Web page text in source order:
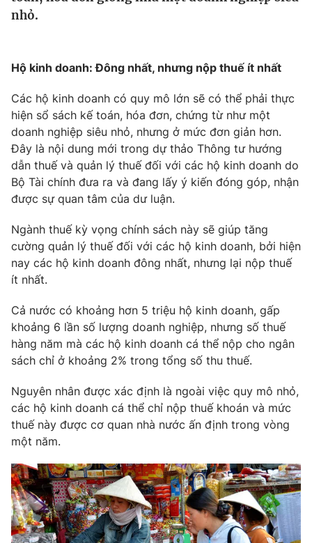
Thế giới đó đây
Kinh tế
Thị trường
Góc doanh nghiệp
Phim VTV
Hậu trường
Nhân vật
Khán giả
Giải sao mai
Giải trí
Điện ảnh
Âm nhạc
Đời sống
Du lịch
Làm đẹp
Chất lượng cuộc sống
Giáo dục
Tuyển sinh
Học trực tuyến
Công nghệ
Hitech Công nghệ tương lai
Sản phẩm
Thị trường
Tư vấn
Giao lưu trực tuyến
Lịch phát sóng
Emagazine Podcast
Photo
Video Shorts video
VTV Money VTV Thể thao
nhỏ.
Hộ kinh doanh: Đông nhất, nhưng nộp thuế ít nhất
Các hộ kinh doanh có quy mô lớn sẽ có thể phải thực
hiện sổ sách kế toán, hóa đơn, chứng từ như một
doanh nghiệp siêu nhỏ, nhưng ở mức đơn giản hơn.
Đây là nội dung mới trong dự thảo Thông tư hướng
dẫn thuế và quản lý thuế đối với các hộ kinh doanh do
Bộ Tài chính đưa ra và đang lấy ý kiến đóng góp, nhận
được sự quan tâm của dư luận.
Ngành thuế kỳ vọng chính sách này sẽ giúp tăng
cường quản lý thuế đối với các hộ kinh doanh, bởi hiện
nay các hộ kinh doanh đông nhất, nhưng lại nộp thuế
ít nhất.
Cả nước có khoảng hơn 5 triệu hộ kinh doanh, gấp
khoảng 6 lần số lượng doanh nghiệp, nhưng số thuế
hàng năm mà các hộ kinh doanh cá thể nộp cho ngân
sách chỉ ở khoảng 2% trong tổng số thu thuế.
Nguyên nhân được xác định là ngoài việc quy mô nhỏ,
các hộ kinh doanh cá thể chỉ nộp thuế khoán và mức
thuế này được cơ quan nhà nước ấn định trong vòng
một năm.